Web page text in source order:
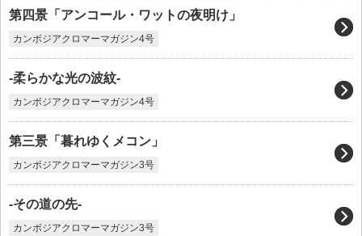
第四景「アンコール・ワットの夜明け」
カンボジアクロマーマガジン4号
-柔らかな光の波紋-
カンボジアクロマーマガジン4号
第三景「暮れゆくメコン」
カンボジアクロマーマガジン3号
-その道の先-
カンボジアクロマーマガジン3号